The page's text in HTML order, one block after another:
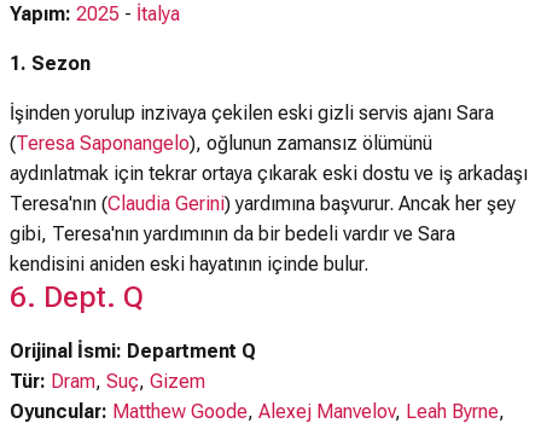
Yapım: 2025 - İtalya
1. Sezon
İşinden yorulup inzivaya çekilen eski gizli servis ajanı Sara
(Teresa Saponangelo), oğlunun zamansız ölümünü
aydınlatmak için tekrar ortaya çıkarak eski dostu ve iş arkadaşı
Teresa'nın (Claudia Gerini) yardımına başvurur. Ancak her şey
gibi, Teresa'nın yardımının da bir bedeli vardır ve Sara
kendisini aniden eski hayatının içinde bulur.
6. Dept. Q
Orijinal İsmi: Department Q
Tür: Dram, Suç, Gizem
Oyuncular: Matthew Goode, Alexej Manvelov, Leah Byrne,